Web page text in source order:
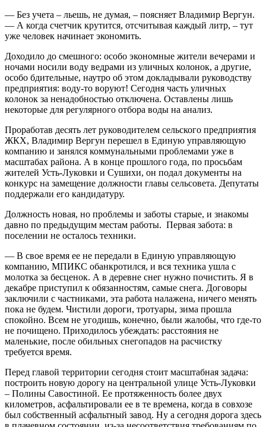
— Без учета – льешь, не думая, – поясняет Владимир Вергун.
— А когда счетчик крутится, отсчитывая каждый литр, – тут
уже человек начинает экономить.
Доходило до смешного: особо экономные жители вечерами и
ночами носили воду ведрами из уличных колонок, а другие,
особо бдительные, наутро об этом докладывали руководству
предприятия: воду-то воруют! Сегодня часть уличных
колонок за ненадобностью отключена. Оставлены лишь
некоторые для регулярного отбора воды на анализ.
Проработав десять лет руководителем сельского предприятия
ЖКХ, Владимир Вергун перешел в Единую управляющую
компанию и занялся коммунальными проблемами уже в
масштабах района. А в конце прошлого года, по просьбам
жителей Усть-Луковки и Сушихи, он подал документы на
конкурс на замещение должности главы сельсовета. Депутаты
поддержали его кандидатуру.
Должность новая, но проблемы и заботы старые, и знакомы
давно по предыдущим местам работы. Первая забота: в
поселении не осталось техники.
— В свое время ее не передали в Единую управляющую
компанию, МПИКС обанкротился, и вся техника ушла с
молотка за бесценок. А в деревне снег нужно почистить. Я в
декабре приступил к обязанностям, самые снега. Договоры
заключили с частниками, эта работа налажена, ничего менять
пока не будем. Чистили дороги, тротуары, зима прошла
спокойно. Всем не угодишь, конечно, были жалобы, что где-то
не почищено. Приходилось убеждать: расстояния не
маленькие, после обильных снегопадов на расчистку
требуется время.
Перед главой территории сегодня стоит масштабная задача:
построить новую дорогу на центральной улице Усть-Луковки
– Полины Савостиной. Ее протяженность более двух
километров, асфальтировали ее в те времена, когда в совхозе
был собственный асфальтный завод. Ну а сегодня дорога здесь